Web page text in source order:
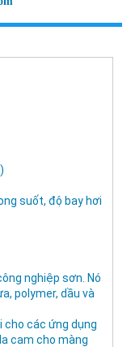
suốt, độ bay hơi
nghiệp sơn. Nó
polymer, dầu và
các ứng dụng
cam cho màng